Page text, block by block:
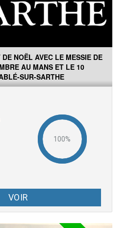
participe à la sauvegarde du
Il lance un appel aux dons afin de
de la chapelle.
NOËL AVEC LE MESSIE DE
AU MANS ET LE 10
SUR-SARTHE
VOIR